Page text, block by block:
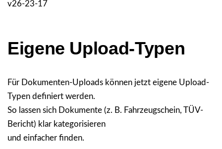
v26-23-17
Eigene Upload-Typen
Für Dokumenten-Uploads können jetzt eigene Upload-
Typen definiert werden.
So lassen sich Dokumente (z. B. Fahrzeugschein, TÜV-
Bericht) klar kategorisieren
und einfacher finden.